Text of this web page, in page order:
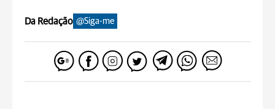
Da Redação @Siga-me